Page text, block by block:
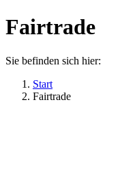
Fairtrade
Sie befinden sich hier:
Start
Fairtrade